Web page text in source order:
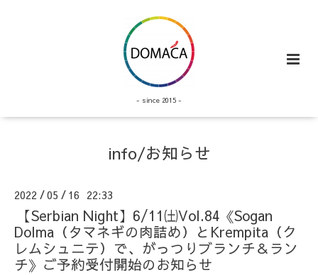
- since 2015 -
info/お知らせ
2022 /05 / 16 22:33
【Serbian Night】6/11㈯Vol.84《Sogan
Dolma（タマネギの肉詰め）とKrempita（ク
レムシュニテ）で、がっつりブランチ＆ラン
チ》ご予約受付開始のお知らせ